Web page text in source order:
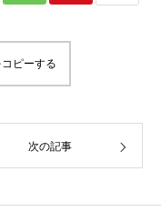
ピーする
次の記事